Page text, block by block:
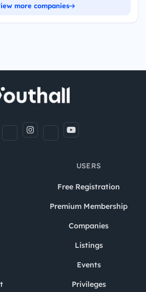
more companies
USERS
Free Registration
Premium Membership
Companies
Listings
Events
Privileges